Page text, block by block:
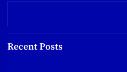
Recent Posts